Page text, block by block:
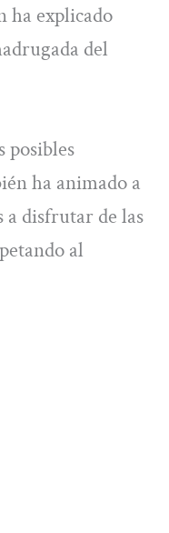
ha explicado
del
posibles
ha animado a
a disfrutar de las
al